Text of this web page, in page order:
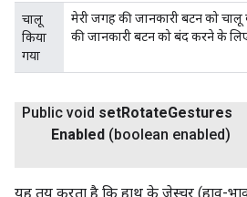
चालू
किया
गया
मेरी जगह की जानकारी बटन को
की जानकारी बटन को बंद करने के
Public void setRotateGestures
Enabled (boolean enabled)
यह तय करता है कि हाथ के जेस्चर (हाव-